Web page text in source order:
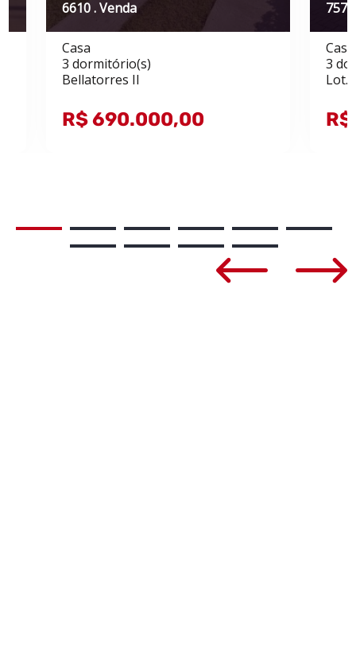
6610 . Venda
Casa
3 dormitório(s)
Bellatorres II
R$ 690.000,00
Casa
3
Lot.